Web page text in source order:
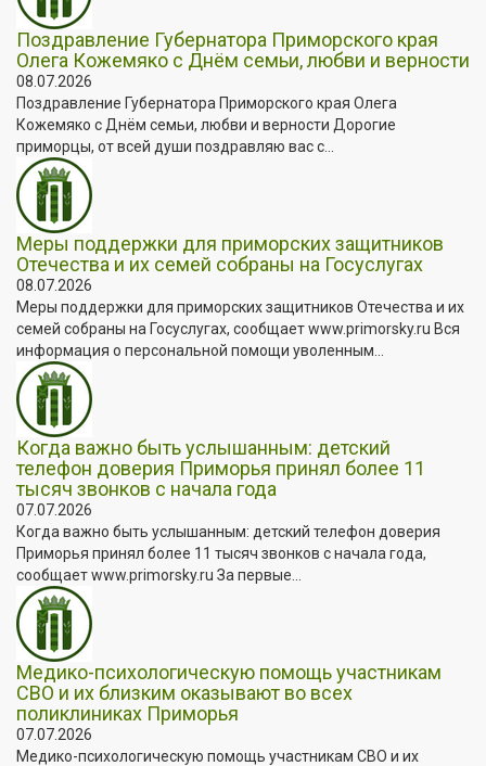
Поздравление Губернатора Приморского края
Олега Кожемяко с Днём семьи, любви и верности
08.07.2026
Поздравление Губернатора Приморского края Олега
Кожемяко с Днём семьи, любви и верности Дорогие
приморцы, от всей души поздравляю вас с...
Меры поддержки для приморских защитников
Отечества и их семей собраны на Госуслугах
08.07.2026
Меры поддержки для приморских защитников Отечества и их
семей собраны на Госуслугах, сообщает www.primorsky.ru Вся
информация о персональной помощи уволенным...
Когда важно быть услышанным: детский
телефон доверия Приморья принял более 11
тысяч звонков с начала года
07.07.2026
Когда важно быть услышанным: детский телефон доверия
Приморья принял более 11 тысяч звонков с начала года,
сообщает www.primorsky.ru За первые...
Медико-психологическую помощь участникам
СВО и их близким оказывают во всех
поликлиниках Приморья
07.07.2026
Медико-психологическую помощь участникам СВО и их